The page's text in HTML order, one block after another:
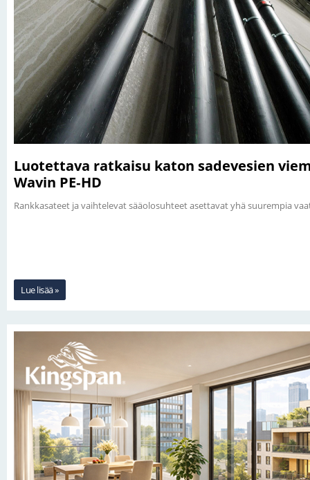
Luotettava ratkaisu katon sadevesien
Wavin PE‑HD
Rankkasateet ja vaihtelevat sääolosuhteet asettavat yhä suurempia
Lue lisää »